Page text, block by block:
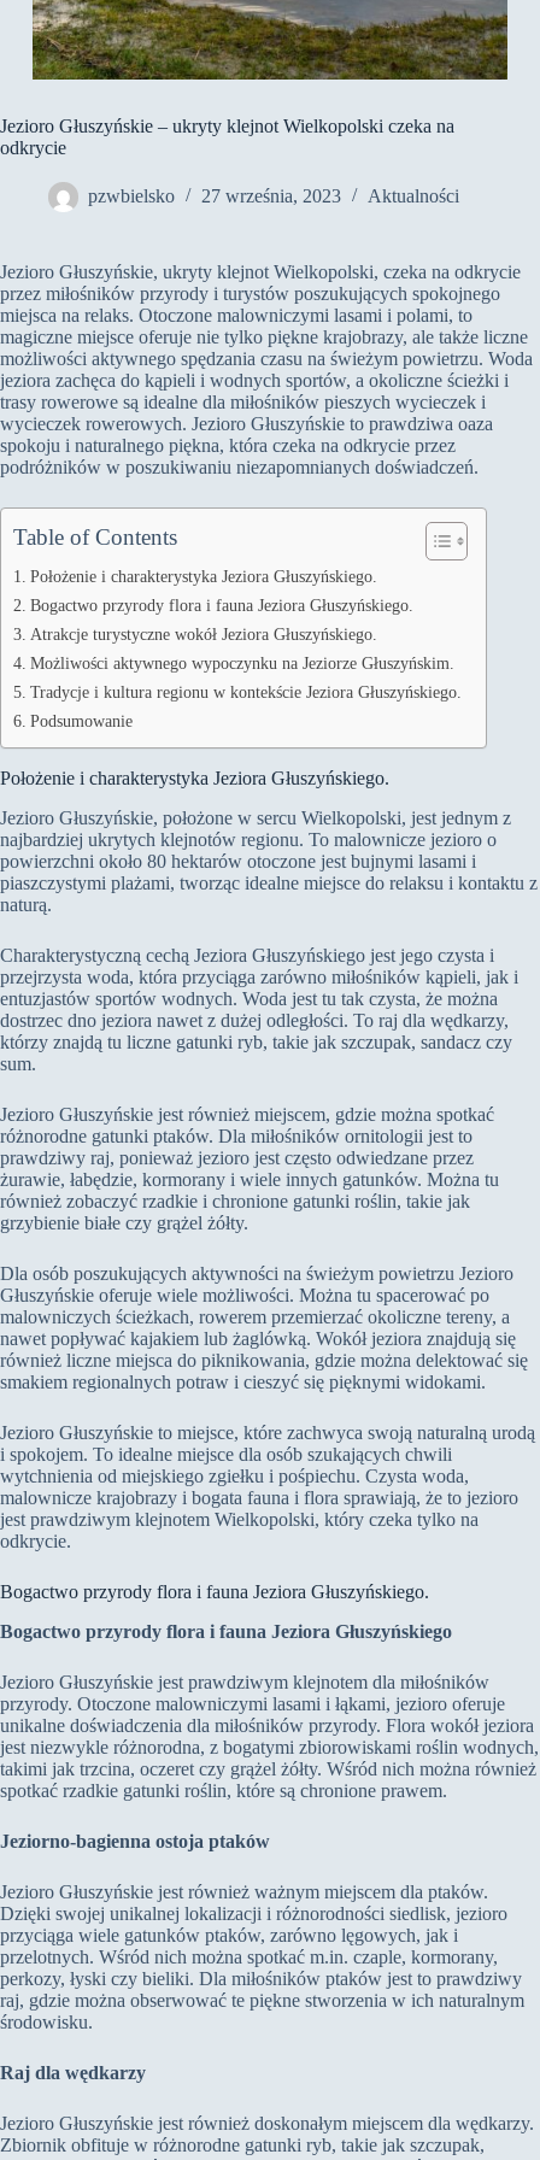
Jezioro Głuszyńskie – ukryty klejnot Wielkopolski czeka na
odkrycie
pzwbielsko 27 września, 2023 Aktualności
Jezioro Głuszyńskie, ukryty klejnot Wielkopolski, czeka na odkrycie
przez miłośników przyrody i turystów poszukujących spokojnego
miejsca na relaks. Otoczone malowniczymi lasami i polami, to
magiczne miejsce oferuje nie tylko piękne krajobrazy, ale także liczne
możliwości aktywnego spędzania czasu na świeżym powietrzu. Woda
jeziora zachęca do kąpieli i wodnych sportów, a okoliczne ścieżki i
trasy rowerowe są idealne dla miłośników pieszych wycieczek i
wycieczek rowerowych. Jezioro Głuszyńskie to prawdziwa oaza
spokoju i naturalnego piękna, która czeka na odkrycie przez
podróżników w poszukiwaniu niezapomnianych doświadczeń.
Table of Contents
Położenie i charakterystyka Jeziora Głuszyńskiego.
Bogactwo przyrody flora i fauna Jeziora Głuszyńskiego.
Atrakcje turystyczne wokół Jeziora Głuszyńskiego.
Możliwości aktywnego wypoczynku na Jeziorze Głuszyńskim.
Tradycje i kultura regionu w kontekście Jeziora Głuszyńskiego.
Podsumowanie
Położenie i charakterystyka Jeziora Głuszyńskiego.
Jezioro Głuszyńskie, położone w sercu Wielkopolski, jest jednym z
najbardziej ukrytych klejnotów regionu. To malownicze jezioro o
powierzchni około 80 hektarów otoczone jest bujnymi lasami i
piaszczystymi plażami, tworząc idealne miejsce do relaksu i kontaktu z
naturą.
Charakterystyczną cechą Jeziora Głuszyńskiego jest jego czysta i
przejrzysta woda, która przyciąga zarówno miłośników kąpieli, jak i
entuzjastów sportów wodnych. Woda jest tu tak czysta, że można
dostrzec dno jeziora nawet z dużej odległości. To raj dla wędkarzy,
którzy znajdą tu liczne gatunki ryb, takie jak szczupak, sandacz czy
sum.
Jezioro Głuszyńskie jest również miejscem, gdzie można spotkać
różnorodne gatunki ptaków. Dla miłośników ornitologii jest to
prawdziwy raj, ponieważ jezioro jest często odwiedzane przez
żurawie, łabędzie, kormorany i wiele innych gatunków. Można tu
również zobaczyć rzadkie i chronione gatunki roślin, takie jak
grzybienie białe czy grążel żółty.
Dla osób poszukujących aktywności na świeżym powietrzu Jezioro
Głuszyńskie oferuje wiele możliwości. Można tu spacerować po
malowniczych ścieżkach, rowerem przemierzać okoliczne tereny, a
nawet popływać kajakiem lub żaglówką. Wokół jeziora znajdują się
również liczne miejsca do piknikowania, gdzie można delektować się
smakiem regionalnych potraw i cieszyć się pięknymi widokami.
Jezioro Głuszyńskie to miejsce, które zachwyca swoją naturalną urodą
i spokojem. To idealne miejsce dla osób szukających chwili
wytchnienia od miejskiego zgiełku i pośpiechu. Czysta woda,
malownicze krajobrazy i bogata fauna i flora sprawiają, że to jezioro
jest prawdziwym klejnotem Wielkopolski, który czeka tylko na
odkrycie.
Bogactwo przyrody flora i fauna Jeziora Głuszyńskiego.
Bogactwo przyrody flora i fauna Jeziora Głuszyńskiego
Jezioro Głuszyńskie jest prawdziwym klejnotem dla miłośników
przyrody. Otoczone malowniczymi lasami i łąkami, jezioro oferuje
unikalne doświadczenia dla miłośników przyrody. Flora wokół jeziora
jest niezwykle różnorodna, z bogatymi zbiorowiskami roślin wodnych,
takimi jak trzcina, oczeret czy grążel żółty. Wśród nich można również
spotkać rzadkie gatunki roślin, które są chronione prawem.
Jeziorno-bagienna ostoja ptaków
Jezioro Głuszyńskie jest również ważnym miejscem dla ptaków.
Dzięki swojej unikalnej lokalizacji i różnorodności siedlisk, jezioro
przyciąga wiele gatunków ptaków, zarówno lęgowych, jak i
przelotnych. Wśród nich można spotkać m.in. czaple, kormorany,
perkozy, łyski czy bieliki. Dla miłośników ptaków jest to prawdziwy
raj, gdzie można obserwować te piękne stworzenia w ich naturalnym
środowisku.
Raj dla wędkarzy
Jezioro Głuszyńskie jest również doskonałym miejscem dla wędkarzy.
Zbiornik obfituje w różnorodne gatunki ryb, takie jak szczupak,